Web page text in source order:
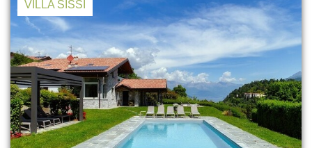
VILLA SISSI